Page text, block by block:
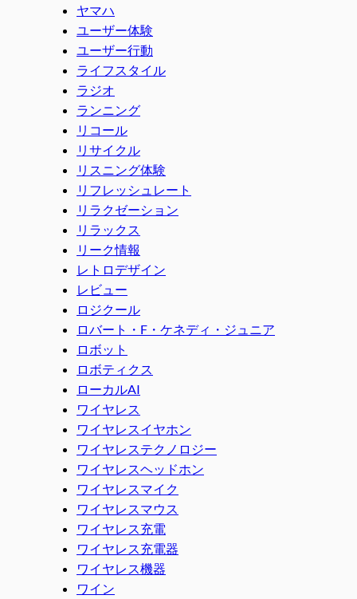
ヤマハ
ユーザー体験
ユーザー行動
ライフスタイル
ラジオ
ランニング
リコール
リサイクル
リスニング体験
リフレッシュレート
リラクゼーション
リラックス
リーク情報
レトロデザイン
レビュー
ロジクール
ロバート・F・ケネディ・ジュニア
ロボット
ロボティクス
ローカルAI
ワイヤレス
ワイヤレスイヤホン
ワイヤレステクノロジー
ワイヤレスヘッドホン
ワイヤレスマイク
ワイヤレスマウス
ワイヤレス充電
ワイヤレス充電器
ワイヤレス機器
ワイン